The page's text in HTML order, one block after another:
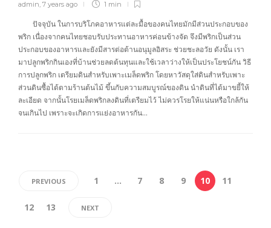
admin, 7 years ago 1 min
ปัจจุบัน ในการบริโภคอาหารแต่ละมื้อของคนไทยมักมีส่วนประกอบของ
พริก เนื่องจากคนไทยชอบรับประทานอาหารค่อนข้างจัด จึงมีพริกเป็นส่วน
ประกอบของอาหารและยังมีสารต่อต้านอนุมูลอิสระ ช่วยชะลอวัย ดังนั้น เรา
มาปลูกพริกกินเองที่บ้านช่วยลดต้นทุนและใช้เวลาว่างให้เป็นประโยชน์กัน วิธี
การปลูกพริก เตรียมดินสำหรับเพาะเมล็ดพริก โดยหาวัสดุใส่ดินสำหรับเพาะ
ส่วนดินซื้อได้ตามร้านต้นไม้ ขึ้นกับความสมบูรณ์ของดิน นำดินที่ได้มาขยี้ให้
ละเอียด จากนั้นโรยเมล็ดพริกลงดินที่เตรียมไว้ ไม่ควรโรยให้แน่นหรือใกล้กัน
จนเกินไป เพราะจะเกิดการแย่งอาหารกัน…
PREVIOUS 1 … 7 8 9 10 11
12 13 NEXT